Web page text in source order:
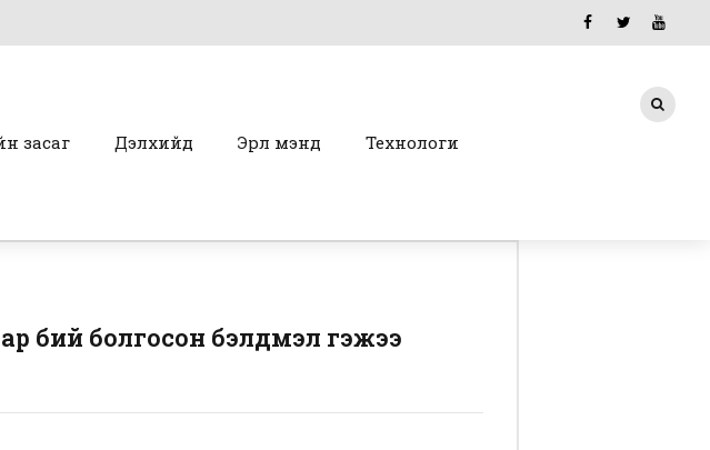
засаг Дэлхийд Эрүүл мэнд Технологи
бий болгосон бэлдмэл гэжээ